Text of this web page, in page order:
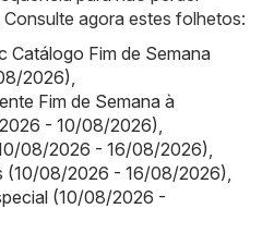
agora estes folhetos:
Catálogo Fim de Semana
2026)
Fim de Semana à
- 10/08/2026)
08/2026 - 16/08/2026)
(10/08/2026 - 16/08/2026)
(10/08/2026 -